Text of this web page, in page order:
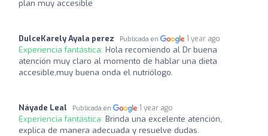
plan muy accesible
DulceKarely Ayala perez Publicada en 1 year ago
Experiencia fantástica: Hola recomiendo al Dr buena
atención muy claro al momento de hablar una dieta
accesible,muy buena onda el nutriólogo.
Náyade Leal Publicada en 1 year ago
Experiencia fantástica: Brinda una excelente atención,
explica de manera adecuada y resuelve dudas.